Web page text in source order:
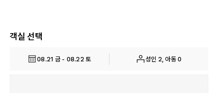
객실 선택
08.21 금 - 08.22 토 성인 2, 아동 0